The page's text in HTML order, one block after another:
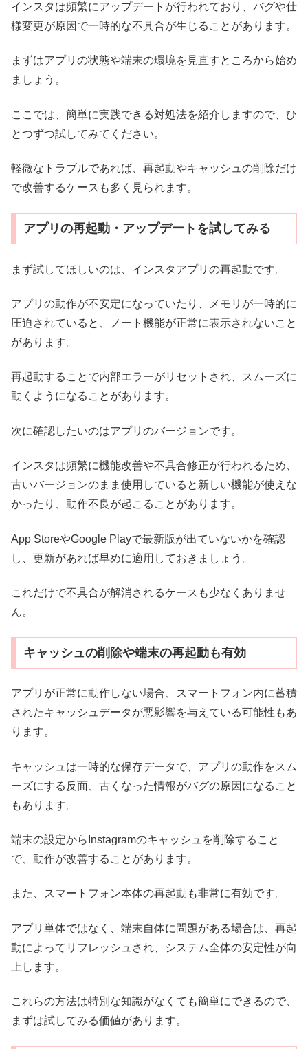
インスタは頻繁にアップデートが行われており、バグや仕
様変更が原因で一時的な不具合が生じることがあります。
まずはアプリの状態や端末の環境を見直すところから始め
ましょう。
ここでは、簡単に実践できる対処法を紹介しますので、ひ
とつずつ試してみてください。
軽微なトラブルであれば、再起動やキャッシュの削除だけ
で改善するケースも多く見られます。
アプリの再起動・アップデートを試してみる
まず試してほしいのは、インスタアプリの再起動です。
アプリの動作が不安定になっていたり、メモリが一時的に
圧迫されていると、ノート機能が正常に表示されないこと
があります。
再起動することで内部エラーがリセットされ、スムーズに
動くようになることがあります。
次に確認したいのはアプリのバージョンです。
インスタは頻繁に機能改善や不具合修正が行われるため、
古いバージョンのまま使用していると新しい機能が使えな
かったり、動作不良が起こることがあります。
App StoreやGoogle Playで最新版が出ていないかを確認
し、更新があれば早めに適用しておきましょう。
これだけで不具合が解消されるケースも少なくありませ
ん。
キャッシュの削除や端末の再起動も有効
アプリが正常に動作しない場合、スマートフォン内に蓄積
されたキャッシュデータが悪影響を与えている可能性もあ
ります。
キャッシュは一時的な保存データで、アプリの動作をスム
ーズにする反面、古くなった情報がバグの原因になること
もあります。
端末の設定からInstagramのキャッシュを削除すること
で、動作が改善することがあります。
また、スマートフォン本体の再起動も非常に有効です。
アプリ単体ではなく、端末自体に問題がある場合は、再起
動によってリフレッシュされ、システム全体の安定性が向
上します。
これらの方法は特別な知識がなくても簡単にできるので、
まずは試してみる価値があります。